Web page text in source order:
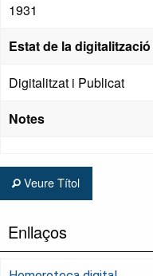
1931
Estat de la digitalització
Digitalitzat i Publicat
Notes
Veure Títol
Enllaços